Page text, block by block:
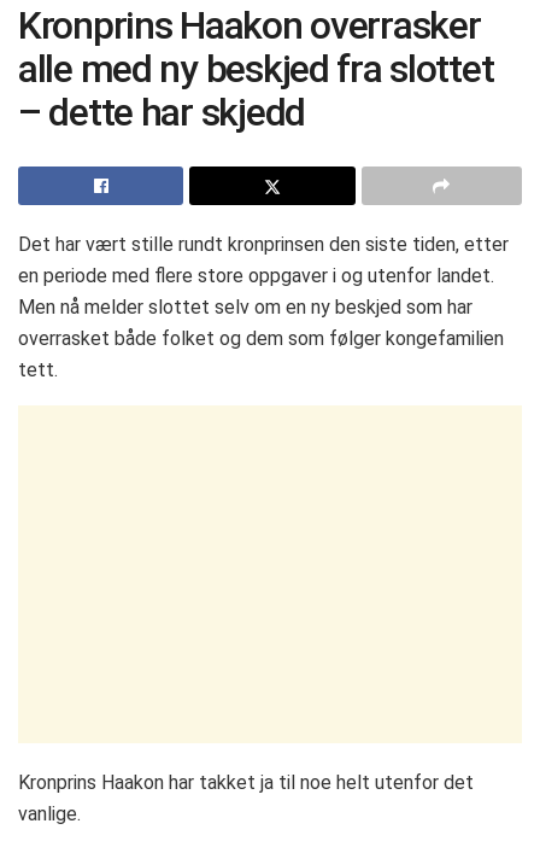
Kronprins Haakon overrasker
alle med ny beskjed fra slottet
– dette har skjedd
Det har vært stille rundt kronprinsen den siste tiden, etter
en periode med flere store oppgaver i og utenfor landet.
Men nå melder slottet selv om en ny beskjed som har
overrasket både folket og dem som følger kongefamilien
tett.
Kronprins Haakon har takket ja til noe helt utenfor det
vanlige.